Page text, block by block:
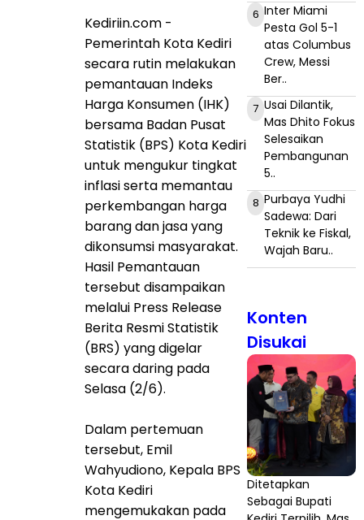
Kediriin.com -
Pemerintah Kota Kediri
secara rutin melakukan
pemantauan Indeks
Harga Konsumen (IHK)
bersama Badan Pusat
Statistik (BPS) Kota Kediri
untuk mengukur tingkat
inflasi serta memantau
perkembangan harga
barang dan jasa yang
dikonsumsi masyarakat.
Hasil Pemantauan
tersebut disampaikan
melalui Press Release
Berita Resmi Statistik
(BRS) yang digelar
secara daring pada
Selasa (2/6).
Dalam pertemuan
tersebut, Emil
Wahyudiono, Kepala BPS
Kota Kediri
mengemukakan pada
6 Inter Miami
Pesta Gol 5-1
atas Columbus
Crew, Messi
Ber..
7 Usai Dilantik,
Mas Dhito Fokus
Selesaikan
Pembangunan
5..
8 Purbaya Yudhi
Sadewa: Dari
Teknik ke Fiskal,
Wajah Baru..
Konten
Disukai
Ditetapkan
Sebagai Bupati